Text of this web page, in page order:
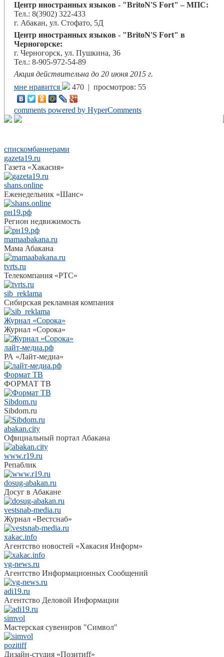
Центр иностранных языков - "BritoN'S Fort" – МПС:
Тел.: 8(3902) 322-433
г. Абакан, ул. Стофато, 5Д
Центр иностранных языков - "BritoN'S Fort" в
Черногорске:
г. Черногорск, ул. Пушкина, 36
Тел.: 8-905-972-54-89
Акция действительна до 20 июня 2015 г.
мне нравится
470 | просмотров: 55
comments powered by HyperComments
спискомбаннерами
gazeta19.ru
Газета «Хакасия»
shans.online
Еженедельник «Шанс»
рн19.рф
Регион недвижимость
mamaabakana.ru
Мама Абакана
tvrts.ru
Телекомпания «РТС»
sib_reklama
Сибирская рекламная компания
Журнал «Сорока»
Журнал «Сорока»
лайт-медиа.рф
РА «Лайт-медиа»
Формат ТВ
ФОРМАТ ТВ
Sibdom.ru
Sibdom.ru
abakan.city
Официальный портал Абакана
www.r19.ru
Репаблик
dosug-abakan.ru
Досуг в Абакане
vestsnab-media.ru
Журнал «Вестснаб»
xakac.info
Агентство новостей «Хакасия Информ»
vg-news.ru
Агентство Информационных Сообщений
adi19.ru
Агентство Деловой Информации
simvol
Мастерская сувениров "Символ"
pozitiff
Дизайн-студия «Позитиff»